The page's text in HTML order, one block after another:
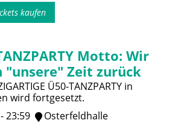
kaufen
Motto: Wir
"unsere" Zeit zurück
Ü50-TANZPARTY in
wird fortgesetzt.
23:59
Osterfeldhalle